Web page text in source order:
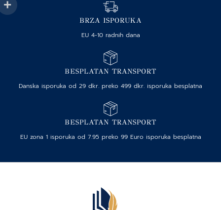
BRZA ISPORUKA
EU 4-10 radnih dana
BESPLATAN TRANSPORT
Danska isporuka od 29 dkr. preko 499 dkr. isporuka besplatna
BESPLATAN TRANSPORT
EU zona 1 isporuka od 7.95 preko 99 Euro isporuka besplatna